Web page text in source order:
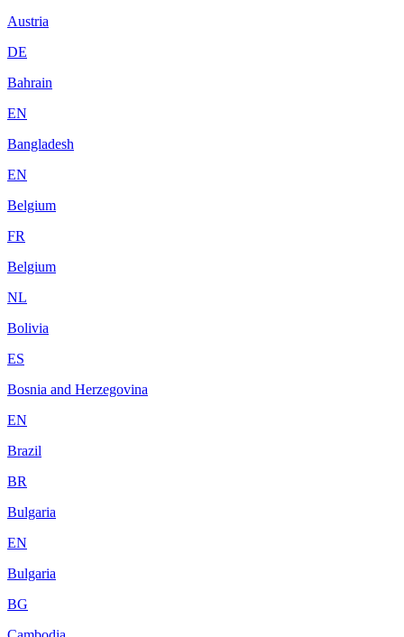
Austria
DE
Bahrain
EN
Bangladesh
EN
Belgium
FR
Belgium
NL
Bolivia
ES
Bosnia and Herzegovina
EN
Brazil
BR
Bulgaria
EN
Bulgaria
BG